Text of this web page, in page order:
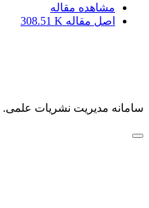
مشاهده مقاله
اصل مقاله 308.51 K
سامانه مدیریت نشریات علمی.